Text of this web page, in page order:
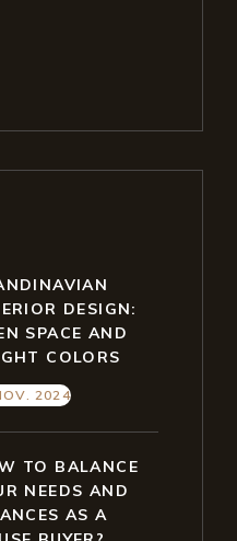
DESIGN:
SPACE AND
COLORS
2024
TO BALANCE
NEEDS AND
AS A